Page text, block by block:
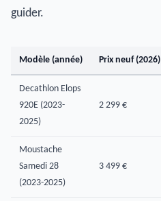
guider.
Modèle (année) Prix neuf (2026)
Decathlon Elops
920E (2023-
2025)
2 299 €
Moustache
Samedi 28
(2023-2025)
3 499 €